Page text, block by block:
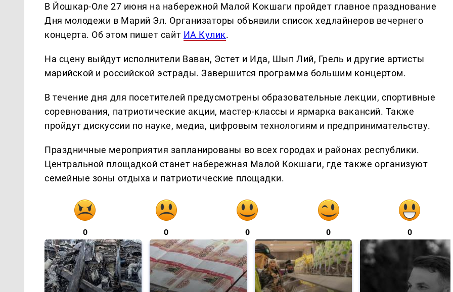
В Йошкар-Оле 27 июня на набережной Малой Кокшаги пройдет главное празднование
Дня молодежи в Марий Эл. Организаторы объявили список хедлайнеров вечернего
концерта. Об этом пишет сайт ИА Кулик.
На сцену выйдут исполнители Ваван, Эстет и Ида, Шып Лий, Грель и другие артисты
марийской и российской эстрады. Завершится программа большим концертом.
В течение дня для посетителей предусмотрены образовательные лекции, спортивные
соревнования, патриотические акции, мастер-классы и ярмарка вакансий. Также
пройдут дискуссии по науке, медиа, цифровым технологиям и предпринимательству.
Праздничные мероприятия запланированы во всех городах и районах республики.
Центральной площадкой станет набережная Малой Кокшаги, где также организуют
семейные зоны отдыха и патриотические площадки.
0 0 0 0 0